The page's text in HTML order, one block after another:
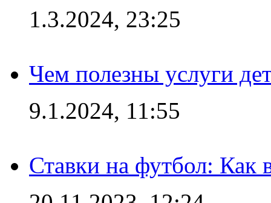
1.3.2024, 23:25
Чем полезны услуги
9.1.2024, 11:55
Ставки на футбол: Как